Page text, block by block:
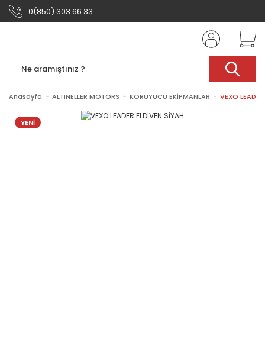
0(850) 303 66 33
Anasayfa ALTINELLER MOTORS KORUYUCU EKİPMANLAR VEXO
YENİ